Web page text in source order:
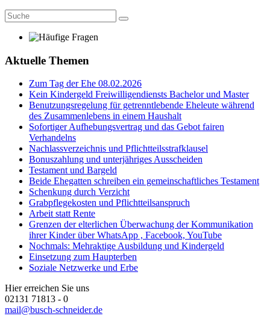
Aktuelle Themen
Zum Tag der Ehe 08.02.2026
Kein Kindergeld Freiwilligendiensts Bachelor und Master
Benutzungsregelung für getrenntlebende Eheleute während
des Zusammenlebens in einem Haushalt
Sofortiger Aufhebungsvertrag und das Gebot fairen
Verhandelns
Nachlassverzeichnis und Pflichtteilsstrafklausel
Bonuszahlung und unterjähriges Ausscheiden
Testament und Bargeld
Beide Ehegatten schreiben ein gemeinschaftliches Testament
Schenkung durch Verzicht
Grabpflegekosten und Pflichtteilsanspruch
Arbeit statt Rente
Grenzen der elterlichen Überwachung der Kommunikation
ihrer Kinder über WhatsApp , Facebook, YouTube
Nochmals: Mehraktige Ausbildung und Kindergeld
Einsetzung zum Haupterben
Soziale Netzwerke und Erbe
Hier erreichen Sie uns
02131 71813 - 0
mail@busch-schneider.de